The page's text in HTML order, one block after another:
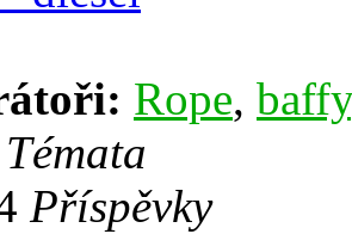
Rope, baffy
Témata
Příspěvky